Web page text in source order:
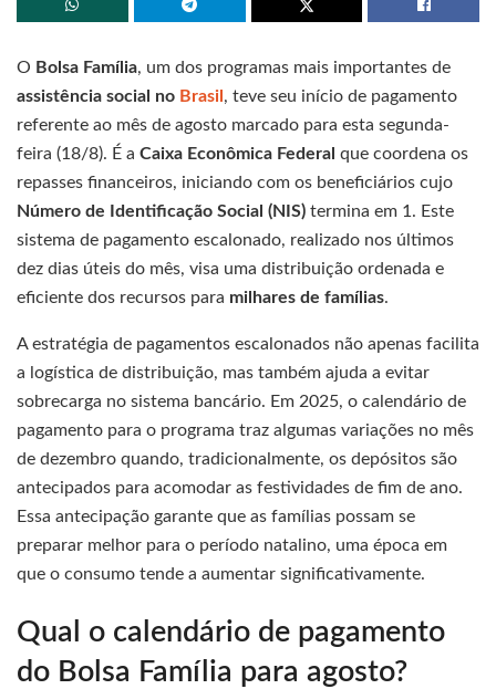
O Bolsa Família, um dos programas mais importantes de
assistência social no Brasil , teve seu início de pagamento
referente ao mês de agosto marcado para esta segunda-
feira (18/8). É a Caixa Econômica Federal que coordena os
repasses financeiros, iniciando com os beneficiários cujo
Número de Identificação Social (NIS) termina em 1. Este
sistema de pagamento escalonado, realizado nos últimos
dez dias úteis do mês, visa uma distribuição ordenada e
eficiente dos recursos para milhares de famílias.
A estratégia de pagamentos escalonados não apenas facilita
a logística de distribuição, mas também ajuda a evitar
sobrecarga no sistema bancário. Em 2025, o calendário de
pagamento para o programa traz algumas variações no mês
de dezembro quando, tradicionalmente, os depósitos são
antecipados para acomodar as festividades de fim de ano.
Essa antecipação garante que as famílias possam se
preparar melhor para o período natalino, uma época em
que o consumo tende a aumentar significativamente.
Qual o calendário de pagamento
do Bolsa Família para agosto?